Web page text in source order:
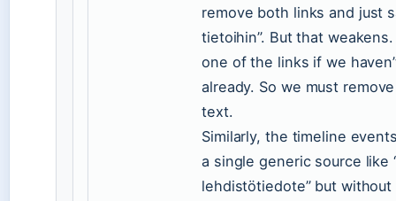
remove both links and just
tietoihin”. But that
one of the links if we
already. So we must
text.
Similarly, the timeline
a single generic source like
lehdistötiedote” but